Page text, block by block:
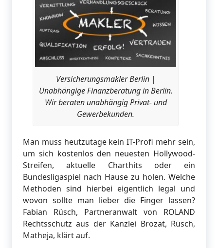
Versicherungsmakler Berlin |
Unabhängige Finanzberatung in Berlin.
Wir beraten unabhängig Privat- und
Gewerbekunden.
Man muss heutzutage kein IT-Profi mehr sein,
um sich kostenlos den neuesten Hollywood-
Streifen, aktuelle Charthits oder ein
Bundesligaspiel nach Hause zu holen. Welche
Methoden sind hierbei eigentlich legal und
wovon sollte man lieber die Finger lassen?
Fabian Rüsch, Partneranwalt von ROLAND
Rechtsschutz aus der Kanzlei Brozat, Rüsch,
Matheja, klärt auf.